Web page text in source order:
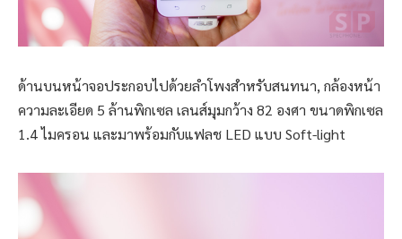
ด้านบนหน้าจอประกอบไปด้วยลำโพงสำหรับสนทนา, กล้องหน้า
ความละเอียด 5 ล้านพิกเซล เลนส์มุมกว้าง 82 องศา ขนาดพิกเซล
1.4 ไมครอน และมาพร้อมกับแฟลช LED แบบ Soft-light